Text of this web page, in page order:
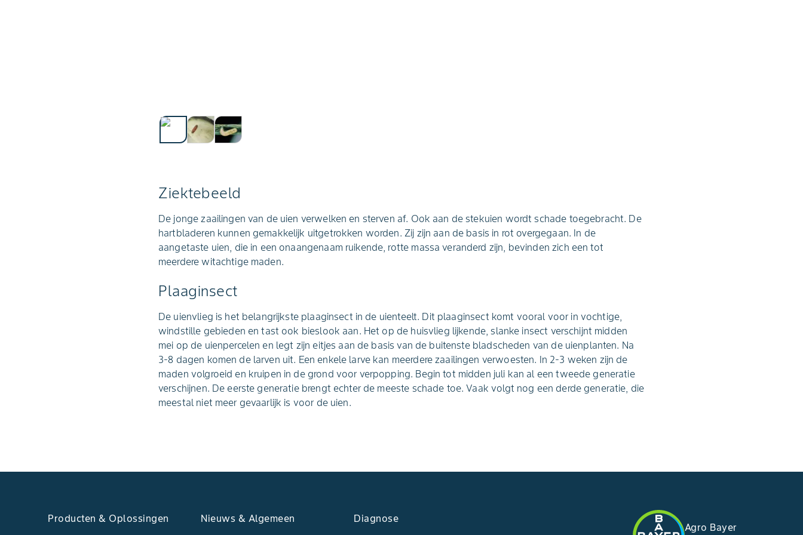
Ziektebeeld
De jonge zaailingen van de uien verwelken en sterven af. Ook aan de stekuien wordt schade toegebracht. De
hartbladeren kunnen gemakkelijk uitgetrokken worden. Zij zijn aan de basis in rot overgegaan. In de
aangetaste uien, die in een onaangenaam ruikende, rotte massa veranderd zijn, bevinden zich een tot
meerdere witachtige maden.
Plaaginsect
De uienvlieg is het belangrijkste plaaginsect in de uienteelt. Dit plaaginsect komt vooral voor in vochtige,
windstille gebieden en tast ook bieslook aan. Het op de huisvlieg lijkende, slanke insect verschijnt midden
mei op de uienpercelen en legt zijn eitjes aan de basis van de buitenste bladscheden van de uienplanten. Na
3-8 dagen komen de larven uit. Een enkele larve kan meerdere zaailingen verwoesten. In 2-3 weken zijn de
maden volgroeid en kruipen in de grond voor verpopping. Begin tot midden juli kan al een tweede generatie
verschijnen. De eerste generatie brengt echter de meeste schade toe. Vaak volgt nog een derde generatie, die
meestal niet meer gevaarlijk is voor de uien.
Producten & Oplossingen Nieuws & Algemeen Diagnose
Agro Bayer